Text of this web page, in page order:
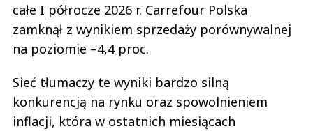
całe I półrocze 2026 r. Carrefour Polska
zamknął z wynikiem sprzedaży porównywalnej
na poziomie –4,4 proc.
Sieć tłumaczy te wyniki bardzo silną
konkurencją na rynku oraz spowolnieniem
inflacji, która w ostatnich miesiącach